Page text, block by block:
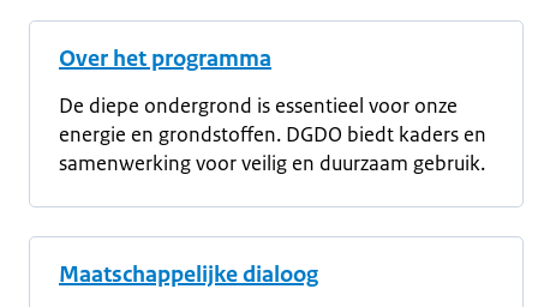
Over het programma
De diepe ondergrond is essentieel voor onze
energie en grondstoffen. DGDO biedt kaders en
samenwerking voor veilig en duurzaam gebruik.
Maatschappelijke dialoog